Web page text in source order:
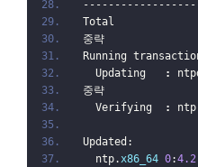
중략
Running
  Updating
:
중략
  Verifying
:
Updated:
  ntp.
x86_64 0:4.2